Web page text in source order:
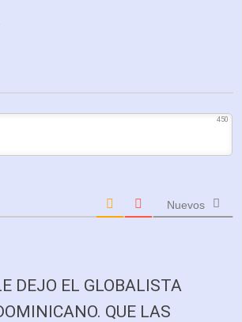
450
Nuevos
DEJO EL GLOBALISTA
QUE LAS